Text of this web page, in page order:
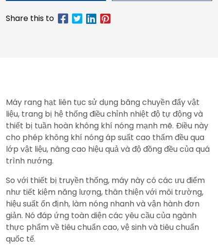
Máy rang hạt liên tục sử dụng băng chuyền đẩy vật
liệu, trang bị hệ thống điều chỉnh nhiệt độ tự động và
thiết bị tuần hoàn không khí nóng mạnh mẽ. Điều này
cho phép không khí nóng áp suất cao thấm đều qua
lớp vật liệu, nâng cao hiệu quả và độ đồng đều của quá
trình nướng.
So với thiết bị truyền thống, máy này có các ưu điểm
như tiết kiệm năng lượng, thân thiện với môi trường,
hiệu suất ổn định, làm nóng nhanh và vận hành đơn
giản. Nó đáp ứng toàn diện các yêu cầu của ngành
thực phẩm về tiêu chuẩn cao, vệ sinh và tiêu chuẩn
quốc tế.